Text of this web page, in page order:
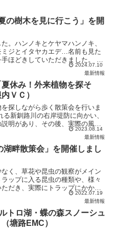
樹木を見に行こう」を開
。ハンノキとケヤマハンノキ、
ジとイタヤカエデ…名前も見た
ほどきしていただきました。 タ
れるギザギザの「鋸歯... 2024.07.10
最新情報
休み！外来植物を探そ
ＶＣ）
探しながら歩く散策会を行いま
新釧路川の右岸堤防に向かい、
明があり、その後、実際の風景
左右では、生育する植... 2023.08.14
最新情報
畔散策会」を開催しまし
く、草花や昆虫の観察がメイン
ップに入る昆虫の種類や、様々
だき、実際にトラップにかかっ
。マサノヤノシマ遺跡で...2022.07.19
最新情報
トロ湖・蝶の森スノーシュ
塘路EMC）